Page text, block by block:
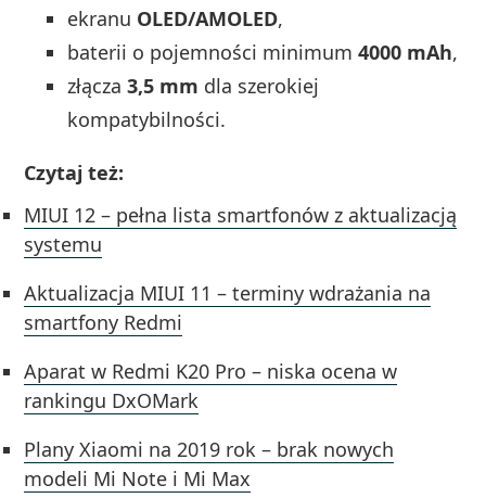
ekranu OLED/AMOLED,
baterii o pojemności minimum4000 mAh,
złącza3,5 mm dla szerokiej
kompatybilności.
Czytaj też:
MIUI 12 – pełna lista smartfonów z aktualizacją
systemu
Aktualizacja MIUI 11 – terminy wdrażania na
smartfony Redmi
Aparat w Redmi K20 Pro – niska ocena w
rankingu DxOMark
Plany Xiaomi na 2019 rok – brak nowych
modeli Mi Note i Mi Max